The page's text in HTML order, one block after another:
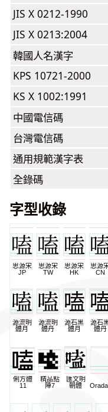
JIS X 0212-1990
JIS X 0213:2004
韓國人名漢字
KPS 10721-2000
KS X 1002:1991
中國電信碼
台灣電信碼
通用規範漢字表
全錄碼
字型收錄
思源宋
JP
思源宋
TW
思源宋
HK
思源
CN
源流明
體月
源流明
體丹
源石黑
體月
源石
體丹
俐方體
11
精品點
陣7
匯文明
朝體